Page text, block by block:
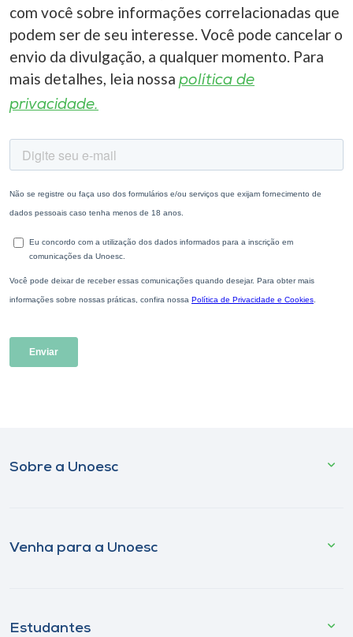
com você sobre informações correlacionadas que
podem ser de seu interesse. Você pode cancelar o
envio da divulgação, a qualquer momento. Para
mais detalhes, leia nossa política de
privacidade.
Sobre a Unoesc
Venha para a Unoesc
Estudantes